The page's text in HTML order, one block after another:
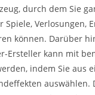
durch dem Sie
Spiele, Verlosungen,
können. Darüber
Ersteller kann mit
indem Sie aus
auswählen.